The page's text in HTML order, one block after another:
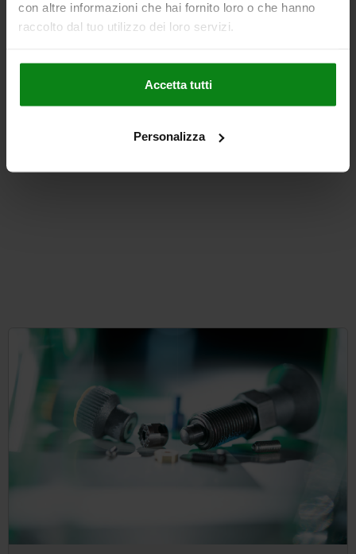
con altre informazioni che hai fornito loro o che hanno
raccolto dal tuo utilizzo dei loro servizi.
Accetta tutti
Personalizza
rotazione in senso
da18,54 €